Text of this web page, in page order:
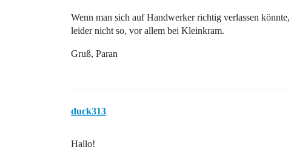
Wenn man sich auf Handwerker richtig verlassen
leider nicht so, vor allem bei Kleinkram.
Gruß, Paran
duck313
Hallo!